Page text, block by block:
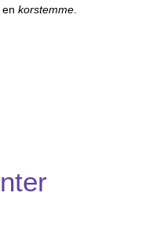
korstemme.